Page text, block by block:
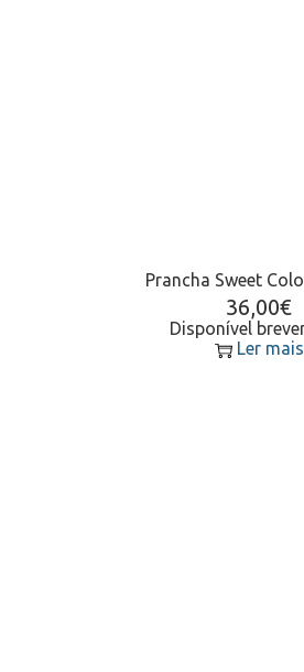
Prancha Sweet
36,00€
Disponível
Ler mais